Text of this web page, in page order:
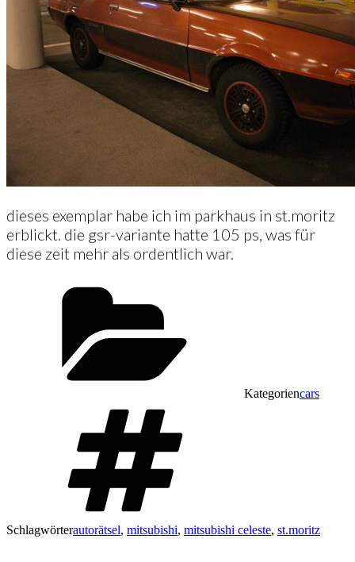
dieses exemplar habe ich im parkhaus in st.moritz
erblickt. die gsr-variante hatte 105 ps, was für
diese zeit mehr als ordentlich war.
Kategoriencars
Schlagwörterautorätsel, mitsubishi, mitsubishi celeste, st.moritz